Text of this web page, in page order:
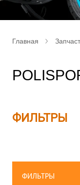
Главная
ФИЛЬТРЫ
ФИЛЬТРЫ